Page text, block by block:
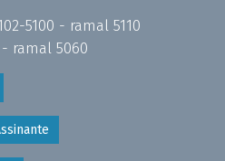
5100 - ramal 5110
- ramal 5060